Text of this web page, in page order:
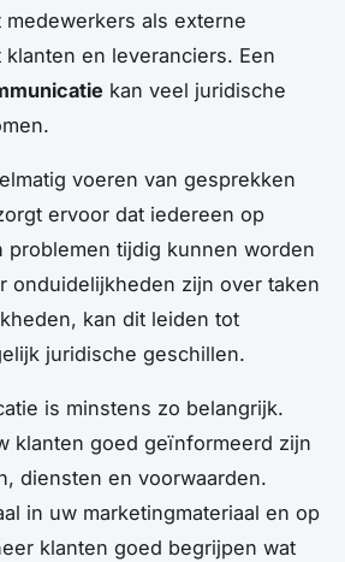
medewerkers als externe
en leveranciers. Een
kan veel juridische
voeren van gesprekken
ervoor dat iedereen op
tijdig kunnen worden
onduidelijkheden zijn over taken
kan dit leiden tot
juridische geschillen.
is minstens zo belangrijk.
klanten goed geïnformeerd zijn
diensten en voorwaarden.
in uw marketingmateriaal en op
klanten goed begrijpen wat